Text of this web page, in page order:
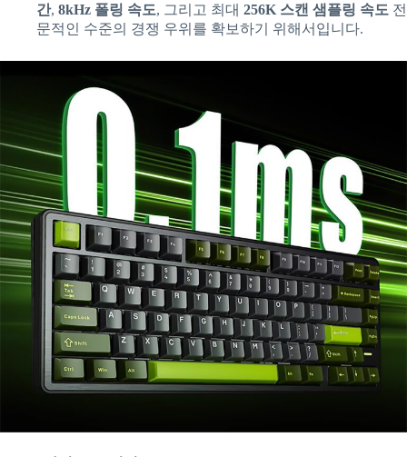
간, 8kHz 폴링 속도, 그리고 최대 256K 스캔 샘플링 속도 전
문적인 수준의 경쟁 우위를 확보하기 위해서입니다.